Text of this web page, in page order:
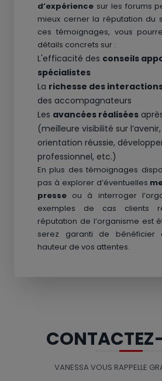
d’expérience sur les forums
mieux cerner la réputation du
ces témoignages, vous
détails concrets sur :
L'efficacité des conseils
spécialistes
La richesse des
des accompagnateurs
Les avancées réalisées
(meilleure visibilité sur
orientation réussie,
professionnel, etc.)
En plus des témoignages
pas à explorer d’éventuelles
presse ou à interroger
exemples de cas clients
réputation de l’organisme est
serez garanti de bénéficier
hauteur de vos attentes.
VANESSA VOUS RAPPELLE